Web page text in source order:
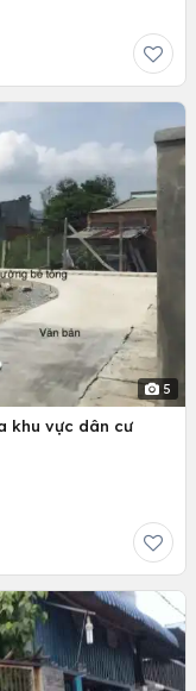
5
khu vực dân cư